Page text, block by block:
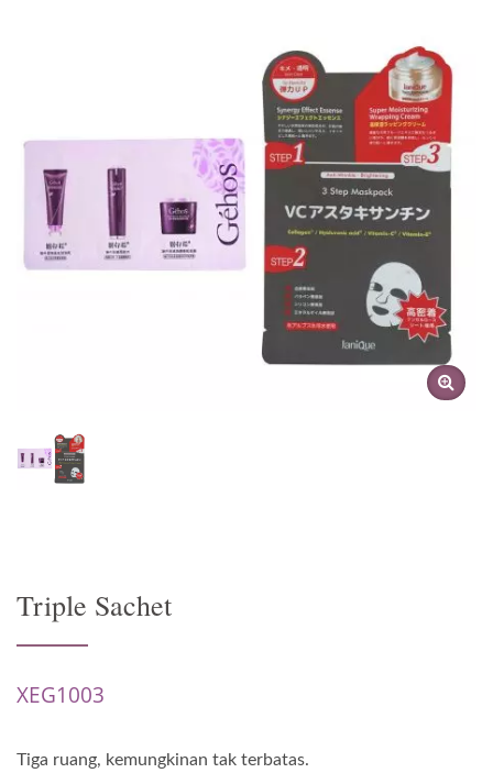
Triple Sachet
XEG1003
Tiga ruang, kemungkinan tak terbatas.